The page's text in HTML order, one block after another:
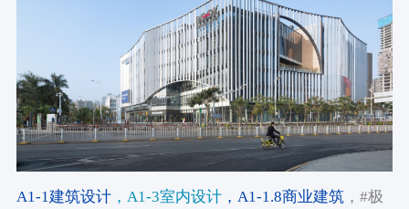
A1-1建筑设计，A1-3室内设计，A1-1.8商业建筑，#极